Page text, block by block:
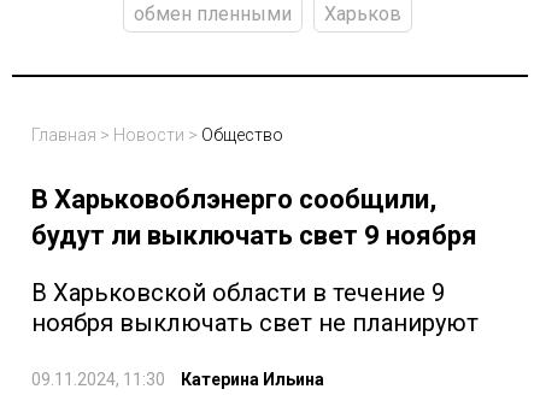
обмен пленными
Харьков
Главная > Новости > Общество
В Харьковоблэнерго сообщили,
будут ли выключать свет 9 ноября
В Харьковской области в течение 9
ноября выключать свет не планируют
09.11.2024, 11:30 Катерина Ильина